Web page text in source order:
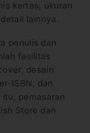
kertas, ukuran
lainnya.
penulis dan
fasilitas
desain
ISBN, dan
pemasaran
Store dan